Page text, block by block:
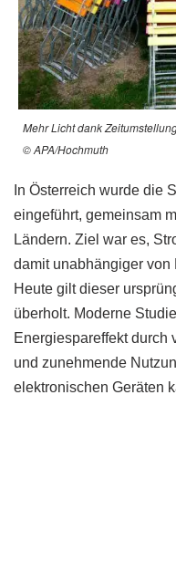
Mehr Licht dank
© APA/Hochmuth
In Österreich wurde die
eingeführt, gemeinsam
Ländern. Ziel war es,
damit unabhängiger von
Heute gilt dieser
überholt. Moderne
Energiespareffekt durch
und zunehmende
elektronischen Geräten